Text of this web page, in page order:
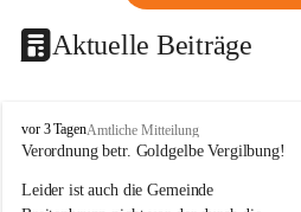
Aktuelle Beiträge
B
r
i
vor 3 TagenAmtliche Mitteilung
Verordnung betr. Goldgelbe Vergilbung!
Leider ist auch die Gemeinde